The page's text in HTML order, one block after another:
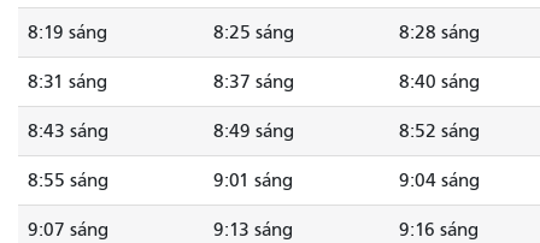
8:19 sáng 8:25 sáng 8:28 sáng
8:31 sáng 8:37 sáng 8:40 sáng
8:43 sáng 8:49 sáng 8:52 sáng
8:55 sáng 9:01 sáng 9:04 sáng
9:07 sáng 9:13 sáng 9:16 sáng